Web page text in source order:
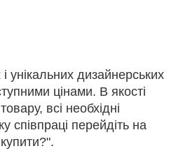
унікальних дизайнерських
цінами. В якості
всі необхідні
співпраці перейдіть на